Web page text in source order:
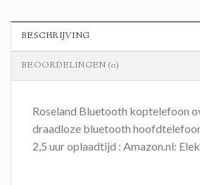
BESCHRIJVING
BEOORDELINGEN (0)
Roseland Bluetooth koptelefoon
draadloze bluetooth
2,5 uur oplaadtijd : Amazon.nl: